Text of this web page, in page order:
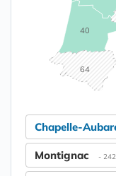
40
64
Chapelle-
Montignac -